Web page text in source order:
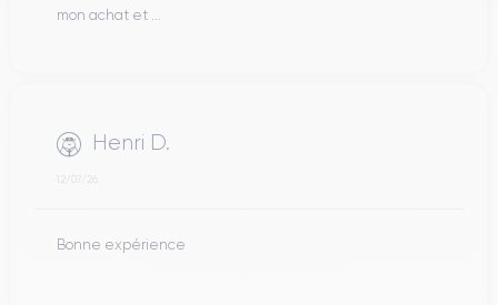
mon achat et ...
Henri D.
12/07/26
Bonne expérience